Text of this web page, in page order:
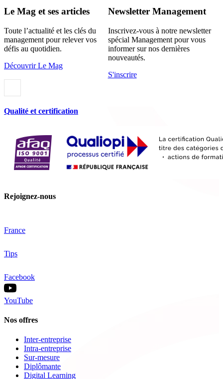
Le Mag et ses articles
Toute l’actualité et les clés du
management pour relever vos
défis au quotidien.
Découvrir Le Mag
Newsletter Management
Inscrivez-vous à notre newsletter
spécial Management pour vous
informer sur nos dernières
nouveautés.
S'inscrire
Qualité et certification
Rejoignez-nous
France
Tips
Facebook
YouTube
Nos offres
Inter-entreprise
Intra-entreprise
Sur-mesure
Diplômante
Digital Learning